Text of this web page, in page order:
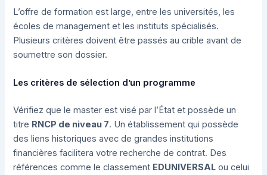
L’offre de formation est large, entre les universités, les
écoles de management et les instituts spécialisés.
Plusieurs critères doivent être passés au crible avant de
soumettre son dossier.
Les critères de sélection d’un programme
Vérifiez que le master est visé par l’État et possède un
titre RNCP de niveau 7. Un établissement qui possède
des liens historiques avec de grandes institutions
financières facilitera votre recherche de contrat. Des
références comme le classement EDUNIVERSAL ou celui